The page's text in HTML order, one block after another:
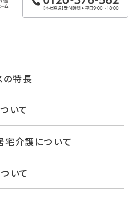
の特長
いて
介護について
いて